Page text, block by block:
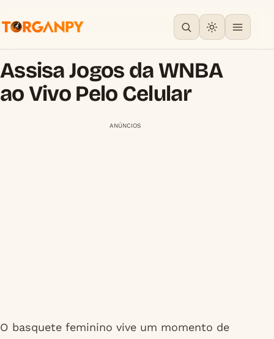
Assisa Jogos da WNBA
ao Vivo Pelo Celular
ANÚNCIOS
O basquete feminino vive um momento de